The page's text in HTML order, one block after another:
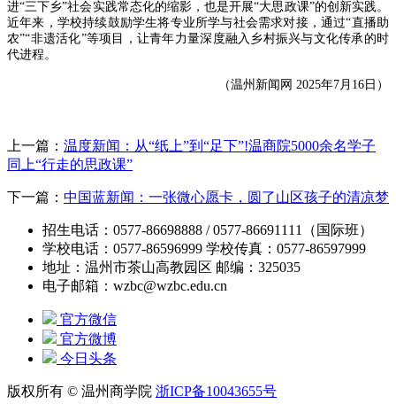
进“三下乡”社会实践常态化的缩影，也是开展“大思政课”的创新实践。
近年来，学校持续鼓励学生将专业所学与社会需求对接，通过“直播助
农”“非遗活化”等项目，让青年力量深度融入乡村振兴与文化传承的时
代进程。
（温州新闻网 2025年7月16日）
上一篇： 温度新闻：从“纸上”到“足下”!温商院5000余名学子
同上“行走的思政课”
下一篇： 中国蓝新闻：一张微心愿卡，圆了山区孩子的清凉梦
招生电话：0577-86698888 / 0577-86691111（国际班）
学校电话：0577-86596999 学校传真：0577-86597999
地址：温州市茶山高教园区 邮编：325035
电子邮箱：wzbc@wzbc.edu.cn
官方微信
官方微博
今日头条
版权所有 © 温州商学院 浙ICP备10043655号